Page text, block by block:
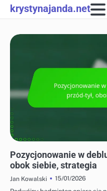
Skip
to
krystynajanda.net
Pozycjonowanie w
obok siebie, strategia
Jan Kowalski
15/01/2026